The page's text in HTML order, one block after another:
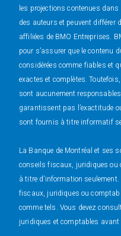
les projections contenues
des auteurs et peuvent différer
affiliées de BMO Entreprises.
pour s’assurer que le contenu
considérées comme fiables et
exactes et complètes.
sont aucunement
garantissent pas l’exactitude
sont fournis à titre informatif
La Banque de Montréal et ses
conseils fiscaux, juridiques ou
à titre d’information
fiscaux, juridiques ou
comme tels. Vous devez
juridiques et comptables avant